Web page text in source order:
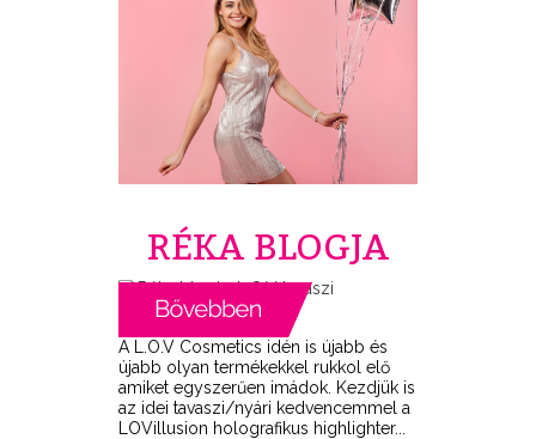
RÉKA BLOGJA
A L.O.V Cosmetics idén is újabb és
újabb olyan termékekkel rukkol elő
amiket egyszerűen imádok. Kezdjük is
az idei tavaszi/nyári kedvencemmel a
LOVillusion holografikus highlighter...